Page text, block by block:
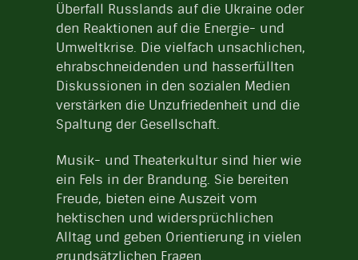
Überfall Russlands auf die Ukraine oder
den Reaktionen auf die Energie- und
Umweltkrise. Die vielfach unsachlichen,
ehrabschneidenden und hasserfüllten
Diskussionen in den sozialen Medien
verstärken die Unzufriedenheit und die
Spaltung der Gesellschaft.
Musik- und Theaterkultur sind hier wie
ein Fels in der Brandung. Sie bereiten
Freude, bieten eine Auszeit vom
hektischen und widersprüchlichen
Alltag und geben Orientierung in vielen
grundsätzlichen Fragen.